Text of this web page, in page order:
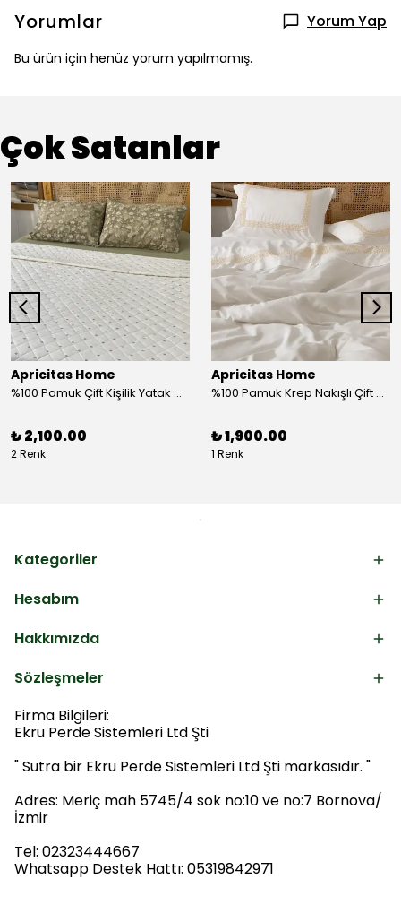
Yorumlar Yorum Yap
Bu ürün için henüz yorum yapılmamış.
Çok Satanlar
Apricitas Home
%100 Pamuk Çift Kişilik Yatak Örtüsü Takımı
₺ 2,100.00
2 Renk
Apricitas Home
%100 Pamuk Krep Nakışlı Çift Kişilik Nevresim Takımı
₺ 1,900.00
1 Renk
Kategoriler
Hesabım
Hakkımızda
Sözleşmeler
Firma Bilgileri:
Ekru Perde Sistemleri Ltd Şti
" Sutra bir Ekru Perde Sistemleri Ltd Şti markasıdır. "
Adres: Meriç mah 5745/4 sok no:10 ve no:7 Bornova/
İzmir
Tel: 02323444667
Whatsapp Destek Hattı: 05319842971